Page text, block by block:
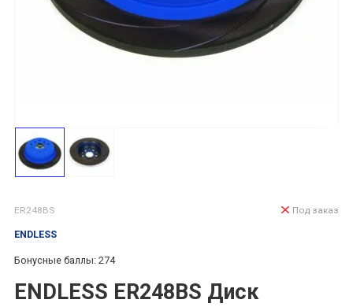
ER248BS
ENDLESS
Бонусные баллы: 274
ENDLESS ER248BS Диск
Под заказ